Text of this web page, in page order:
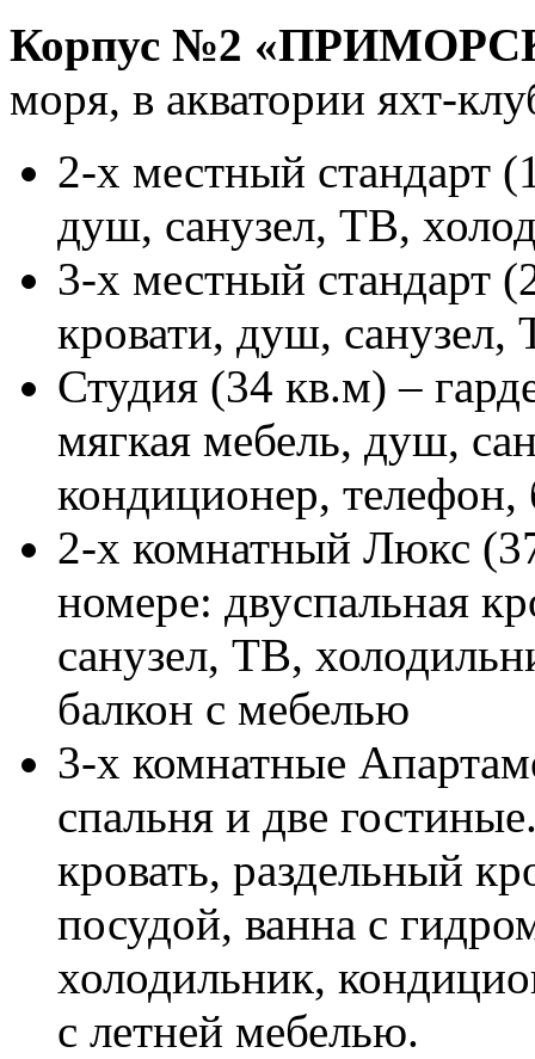
Корпус №2
моря, в акватории яхт-
2-х местный стандарт
душ, санузел, ТВ,
3-х местный стандарт
кровати, душ, санузел,
Студия (34 кв.м) –
мягкая мебель, душ,
кондиционер, телефон,
2-х комнатный Люкс
номере: двуспальная
санузел, ТВ,
балкон с мебелью
3-х комнатные
спальня и две
кровать, раздельный
посудой, ванна с
холодильник,
с летней мебелью.